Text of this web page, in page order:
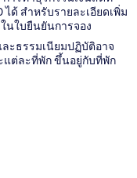
ได้ สำหรับรายละเอียดเพิ่ม
นใบยืนยันการจอง
ะธรรมเนียมปฏิบัติอาจ
แต่ละที่พัก ขึ้นอยู่กับที่พัก